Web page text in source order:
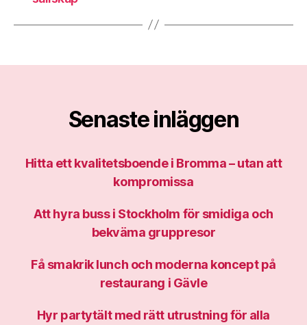
Senaste inläggen
Hitta ett kvalitetsboende i Bromma – utan att
kompromissa
Att hyra buss i Stockholm för smidiga och
bekväma gruppresor
Få smakrik lunch och moderna koncept på
restaurang i Gävle
Hyr partytält med rätt utrustning för alla